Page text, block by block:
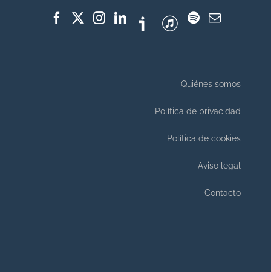
Quiénes somos
Política de privacidad
Política de cookies
Aviso legal
Contacto